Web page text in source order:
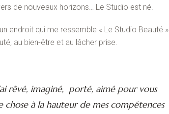
de nouveaux horizons… Le Studio est né.
endroit qui me ressemble « Le Studio Beauté »
au bien-être et au lâcher prise.
rêvé, imaginé, porté, aimé pour vous
chose à la hauteur de mes compétences